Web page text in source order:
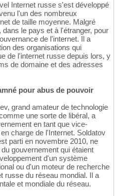
Internet russe s'est développé
l'un des nombreux
de taille moyenne. Malgré
le pays et à l'étranger, pour
de l'internet. Il a
des organisations qui
de l'internet russe depuis lors, y
de domaine et des adresses
pour abus de pouvoir
grand amateur de technologie
une sorte de libéral, a
en tant que vice-
charge de l'Internet. Soldatov
parti en novembre 2010, ne
gouvernement qui étaient
d'un système
ou d'un moteur de recherche
russe du réseau mondial. Il a
et mondiale du réseau.